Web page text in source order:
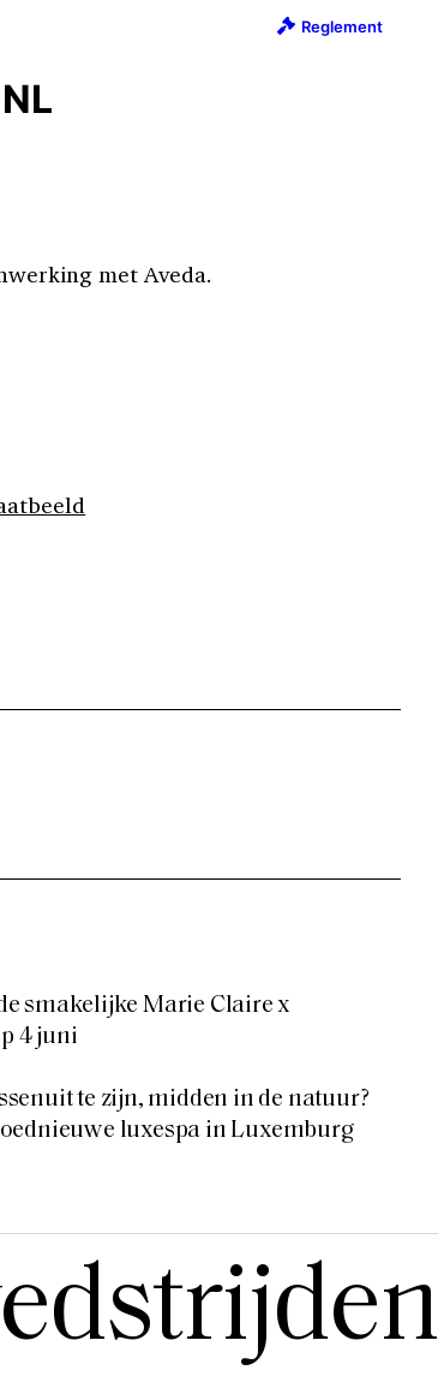
met Aveda.
smakelijke Marie Claire x
4 juni
te zijn, midden in de natuur?
luxespa in Luxemburg